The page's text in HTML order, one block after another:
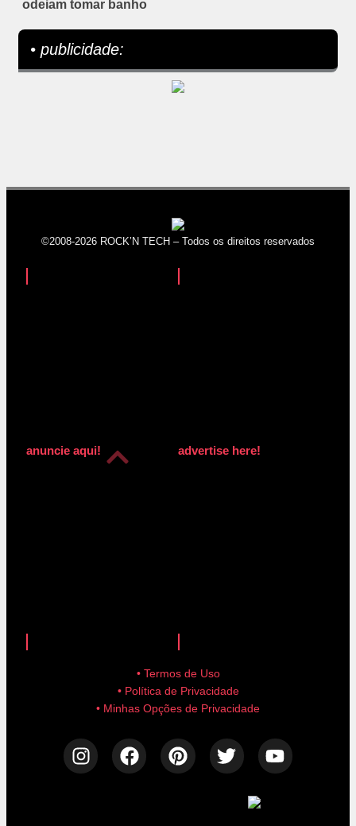
odeiam tomar banho
• publicidade:
©2008-2026 ROCK’N TECH – Todos os direitos reservados
anuncie aqui! advertise here!
• Termos de Uso
• Política de Privacidade
• Minhas Opções de Privacidade